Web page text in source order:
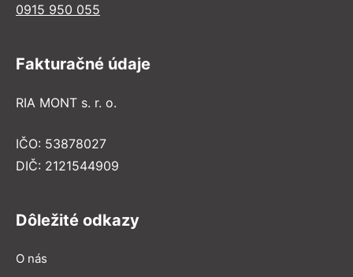
0915 950 055
Fakturačné údaje
RIA MONT s. r. o.
IČO: 53878027
DIČ: 2121544909
Dôležité odkazy
O nás